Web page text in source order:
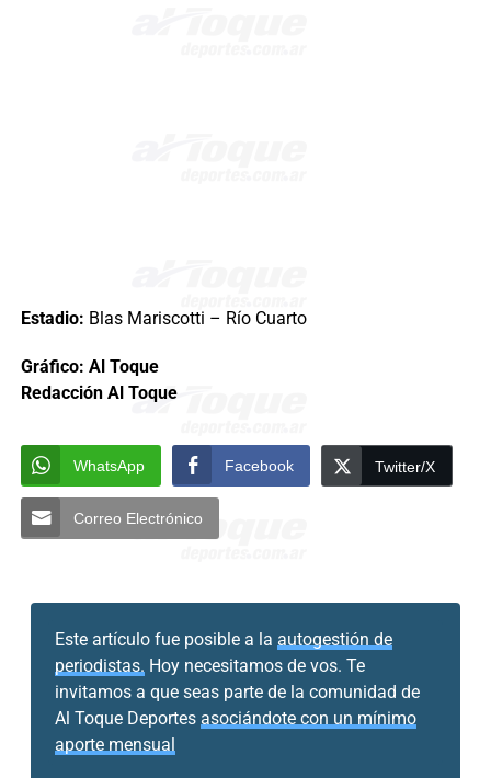
Estadio: Blas Mariscotti – Río Cuarto
Gráfico: Al Toque
Redacción Al Toque
WhatsApp Facebook Twitter/X
Correo Electrónico
Este artículo fue posible a la autogestión de
periodistas. Hoy necesitamos de vos. Te
invitamos a que seas parte de la comunidad de
Al Toque Deportes asociándote con un mínimo
aporte mensual